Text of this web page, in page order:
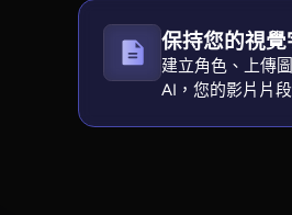
保持您的視
建立角色、上傳
AI，您的影片片